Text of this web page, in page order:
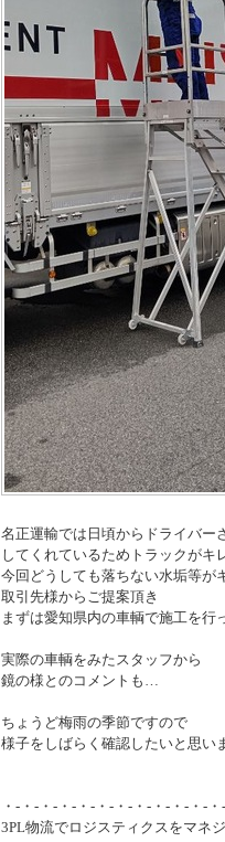
名正運輸では日頃からドライバー
してくれているためトラックがキ
今回どうしても落ちない水垢等が
取引先様からご提案頂き
まずは愛知県内の車輌で施工を行
実際の車輌をみたスタッフから
鏡の様とのコメントも…
ちょうど梅雨の季節ですので
様子をしばらく確認したいと思い
・-・-・-・-・-・-・-・-・-・-・-
3PL物流でロジスティクスをマネ